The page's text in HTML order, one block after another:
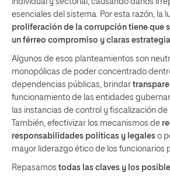
individual y sectorial, causando daños
esenciales del sistema. Por esta razón, la
proliferación de la corrupción tiene que
un férreo compromiso y claras
Algunos de esos planteamientos son
monopólicas de poder concentrado
dependencias públicas, brindar
funcionamiento de las entidades
las instancias de control y fiscalización de
También, efectivizar los mecanismos de
responsabilidades políticas y legales o
mayor liderazgo ético de los funcionarios
Repasamos todas las claves y los